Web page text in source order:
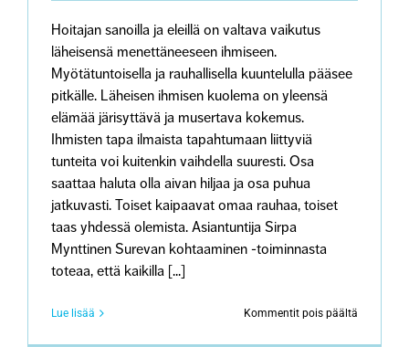
Hoitajan sanoilla ja eleillä on valtava vaikutus
läheisensä menettäneeseen ihmiseen.
Myötätuntoisella ja rauhallisella kuuntelulla pääsee
pitkälle. Läheisen ihmisen kuolema on yleensä
elämää järisyttävä ja musertava kokemus.
Ihmisten tapa ilmaista tapahtumaan liittyviä
tunteita voi kuitenkin vaihdella suuresti. Osa
saattaa haluta olla aivan hiljaa ja osa puhua
jatkuvasti. Toiset kaipaavat omaa rauhaa, toiset
taas yhdessä olemista. Asiantuntija Sirpa
Mynttinen Surevan kohtaaminen -toiminnasta
toteaa, että kaikilla [...]
Lue lisää Kommentit pois päältä